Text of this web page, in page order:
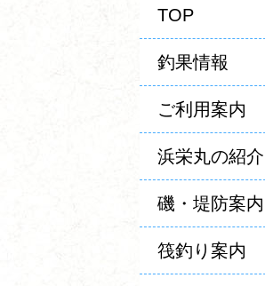
TOP
釣果情報
ご利用案内
浜栄丸の紹介
磯・堤防案内
筏釣り案内